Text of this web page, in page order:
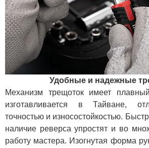
Удобные и надежные
Механизм трещоток имеет
изготавливается в Тайване,
точностью и износостойкостью.
наличие реверса упростят и во
работу мастера. Изогнутая форма